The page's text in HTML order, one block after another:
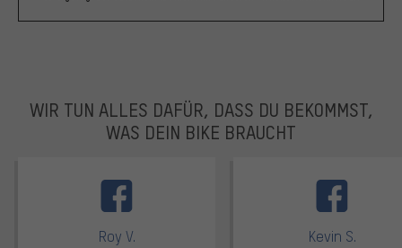
WIR TUN ALLES DAFÜR, DASS DU BEKOMMST,
WAS DEIN BIKE BRAUCHT
Roy V. Kevin S.